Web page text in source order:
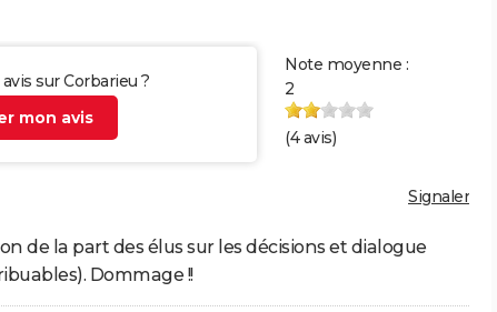
sur Corbarieu ?
mon avis
Note moyenne :
2
(4avis)
Signaler
de la part des élus sur les décisions et dialogue
Dommage !!